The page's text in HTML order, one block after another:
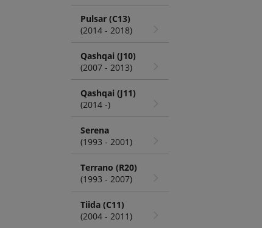
Pulsar (C13)
(2014 - 2018)
Qashqai (J10)
(2007 - 2013)
Qashqai (J11)
(2014 -)
Serena
(1993 - 2001)
Terrano (R20)
(1993 - 2007)
Tiida (C11)
(2004 - 2011)